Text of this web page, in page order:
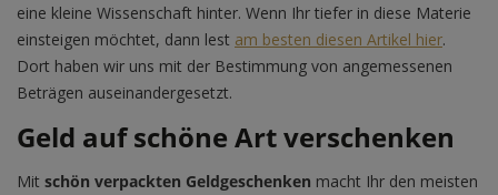
eine kleine Wissenschaft hinter. Wenn Ihr tiefer in diese Materie
einsteigen möchtet, dann lest am besten diesen Artikel hier.
Dort haben wir uns mit der Bestimmung von angemessenen
Beträgen auseinandergesetzt.
Geld auf schöne Art verschenken
Mit schön verpackten Geldgeschenken macht Ihr den meisten